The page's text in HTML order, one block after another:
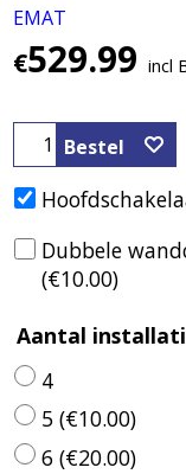
EMAT
€529.99 incl
Bestel
Dubbele
(€10.00)
Aantal
4
5 (€10.00)
6 (€20.00)